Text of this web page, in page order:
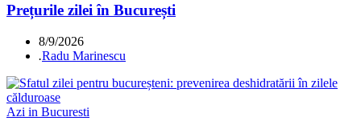
Prețurile zilei în București
8/9/2026
.Radu Marinescu
Azi in Bucuresti